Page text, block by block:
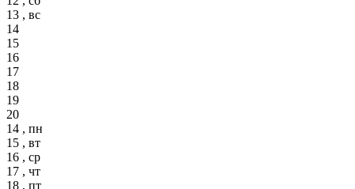
13 , вс
14
15
16
17
18
19
20
14 , пн
15 , вт
16 , ср
17 , чт
18 , пт